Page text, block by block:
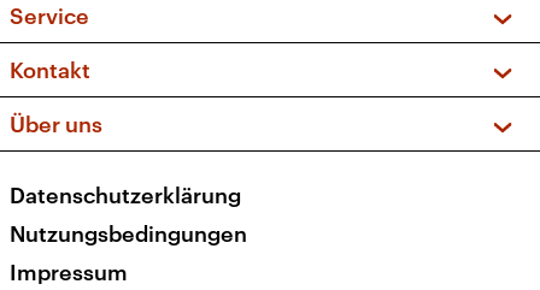
Musikliste
Kakadu – Das Kinderprogramm
Frequenzen (UKW + DAB+)
Service
FAQ
Apps
Newsletter
Veranstaltungen
Kontakt
Social Media
Über uns
Presse
Karriere
Transparenz
Datenschutzerklärung
Nutzungsbedingungen
Impressum